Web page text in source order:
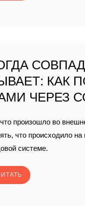
КАК
ЧЕРЕЗ
произошло во
что происходило
системе.